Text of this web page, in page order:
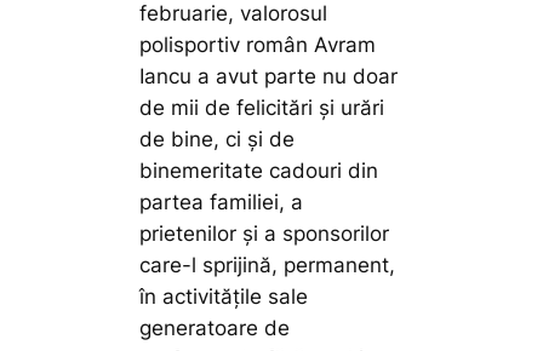
februarie, valorosul
polisportiv român Avram
Iancu a avut parte nu doar
de mii de felicitări și urări
de bine, ci și de
binemeritate cadouri din
partea familiei, a
prietenilor și a sponsorilor
care-l sprijină, permanent,
în activitățile sale
generatoare de